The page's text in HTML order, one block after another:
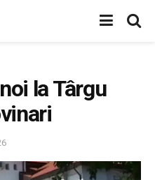
la Târgu